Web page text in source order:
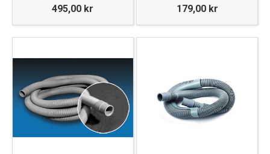
495,00 kr 179,00 kr